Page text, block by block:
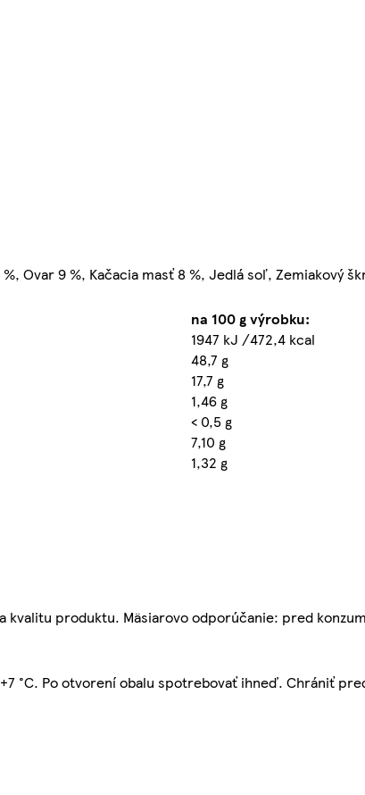
Ovar 9 %, Kačacia masť 8 %, Jedlá soľ, Zemiakový
na 100 g výrobku:
1947 kJ /472,4 kcal
48,7 g
17,7 g
1,46 g
< 0,5 g
7,10 g
1,32 g
kvalitu produktu. Mäsiarovo odporúčanie: pred
°C. Po otvorení obalu spotrebovať ihneď. Chrániť